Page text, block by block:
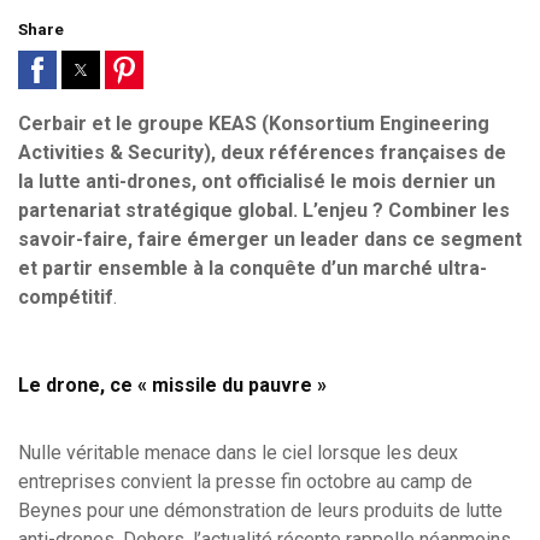
Share
Cerbair et le groupe KEAS (Konsortium Engineering
Activities & Security), deux références françaises de
la lutte anti-drones, ont officialisé le mois dernier un
partenariat stratégique global. L’enjeu ? Combiner les
savoir-faire, faire émerger un leader dans ce segment
et partir ensemble à la conquête d’un marché ultra-
compétitif.
Le drone, ce « missile du pauvre »
Nulle véritable menace dans le ciel lorsque les deux
entreprises convient la presse fin octobre au camp de
Beynes pour une démonstration de leurs produits de lutte